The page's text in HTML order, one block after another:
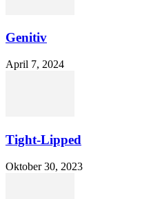
Genitiv
April 7, 2024
Tight-Lipped
Oktober 30, 2023